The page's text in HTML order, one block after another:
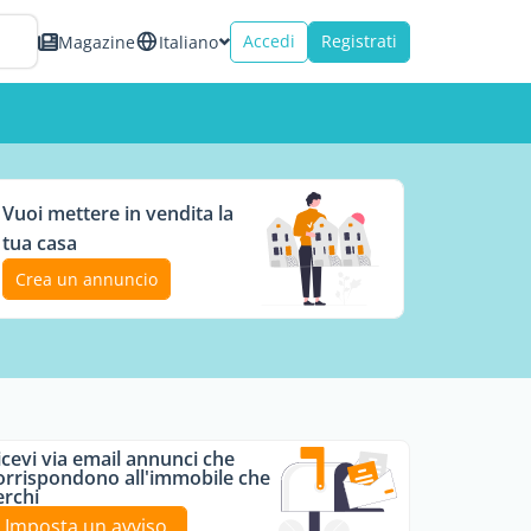
Magazine Italiano Accedi Registrati
Vuoi mettere in vendita la
tua casa
Crea un annuncio
via email annunci che
all'immobile che